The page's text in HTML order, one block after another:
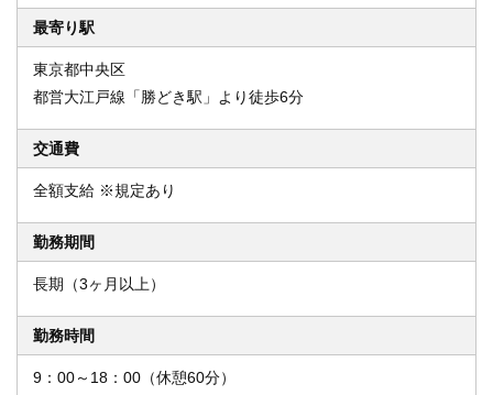
最寄り駅
東京都中央区
都営大江戸線「勝どき駅」より徒歩6分
交通費
全額支給 ※規定あり
勤務期間
長期（3ヶ月以上）
勤務時間
9：00～18：00（休憩60分）